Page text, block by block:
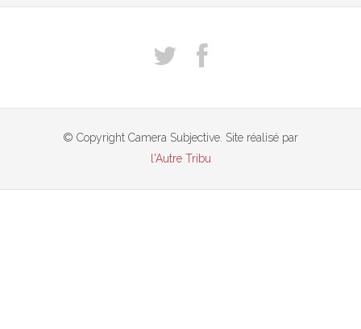
© Copyright Camera Subjective. Site réalisé par
l'Autre Tribu